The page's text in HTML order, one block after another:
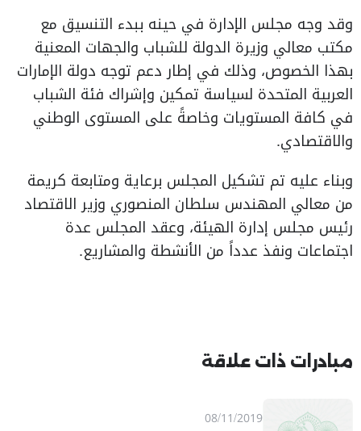
وقد وجه مجلس الإدارة في حينه ببدء التنسيق مع
مكتب معالي وزيرة الدولة للشباب والجهات المعنية
بهذا الخصوص، وذلك في إطار دعم توجه دولة الإمارات
العربية المتحدة لسياسة تمكين وإشراك فئة الشباب
في كافة المستويات وخاصةً على المستوى الوطني
والاقتصادي.
وبناء عليه تم تشكيل المجلس برعاية ومتابعة كريمة
من معالي المهندس سلطان المنصوري وزير الاقتصاد
رئيس مجلس إدارة الهيئة، وعقد المجلس عدة
اجتماعات ونفذ عدداً من الأنشطة والمشاريع.
مبادرات ذات علاقة
08/11/2019